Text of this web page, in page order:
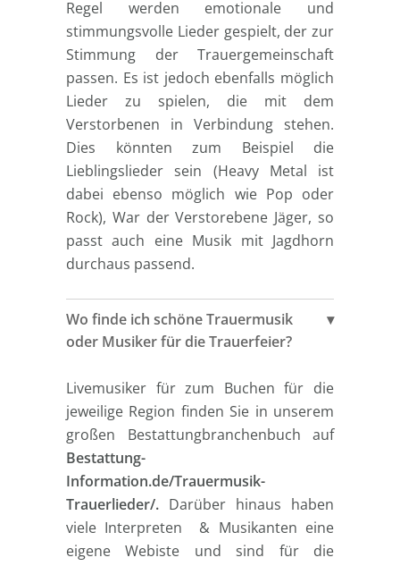
Regel werden emotionale und
stimmungsvolle Lieder gespielt, der zur
Stimmung der Trauergemeinschaft
passen. Es ist jedoch ebenfalls möglich
Lieder zu spielen, die mit dem
Verstorbenen in Verbindung stehen.
Dies könnten zum Beispiel die
Lieblingslieder sein (Heavy Metal ist
dabei ebenso möglich wie Pop oder
Rock), War der Verstorebene Jäger, so
passt auch eine Musik mit Jagdhorn
durchaus passend.
Wo finde ich schöne Trauermusik
oder Musiker für die Trauerfeier?
Livemusiker für zum Buchen für die
jeweilige Region finden Sie in unserem
großen Bestattungbranchenbuch auf
Bestattung-
Information.de/Trauermusik-
Trauerlieder/. Darüber hinaus haben
viele Interpreten & Musikanten eine
eigene Webiste und sind für die